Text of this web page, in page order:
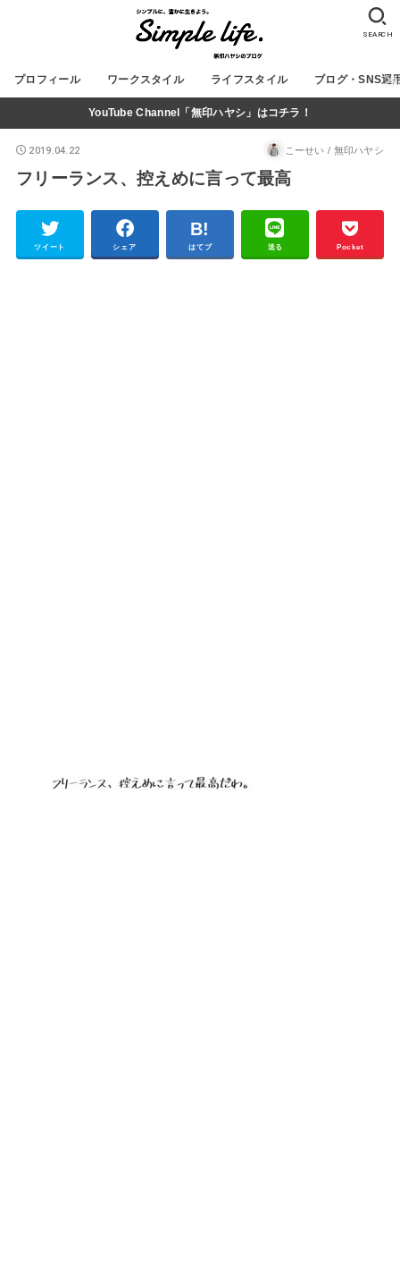
プロフィール ワークスタイル ライフスタイル ブログ・SNS運
SEARCH
YouTube Channel「無印ハヤシ」はコチラ！
2019.04.22 こーせい / 無印ハヤシ
フリーランス、控えめに言って最高
ツイート シェア はてブ 送る Pocket